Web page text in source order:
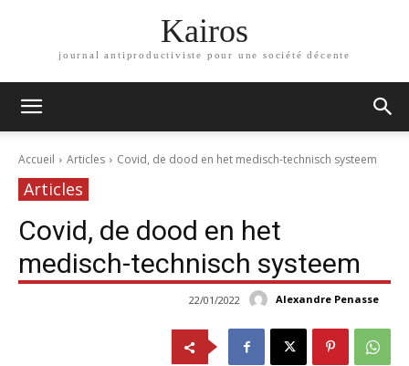
Kairos
journal antiproductiviste pour une société décente
Accueil Articles Covid, de dood en het medisch-technisch systeem
Articles
Covid, de dood en het
medisch-technisch systeem
Alexandre Penasse
22/01/2022